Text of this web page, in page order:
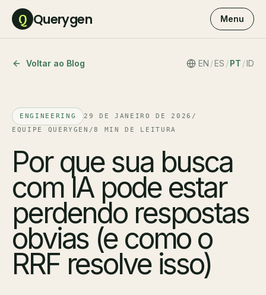
Q Querygen Menu
Voltar ao Blog EN /ES / PT /ID
ENGINEERING 29 DE JANEIRO DE 2026 /
EQUIPE QUERYGEN /8 MIN DE LEITURA
Por que sua busca
com IA pode estar
perdendo respostas
obvias (e como o
RRF resolve isso)